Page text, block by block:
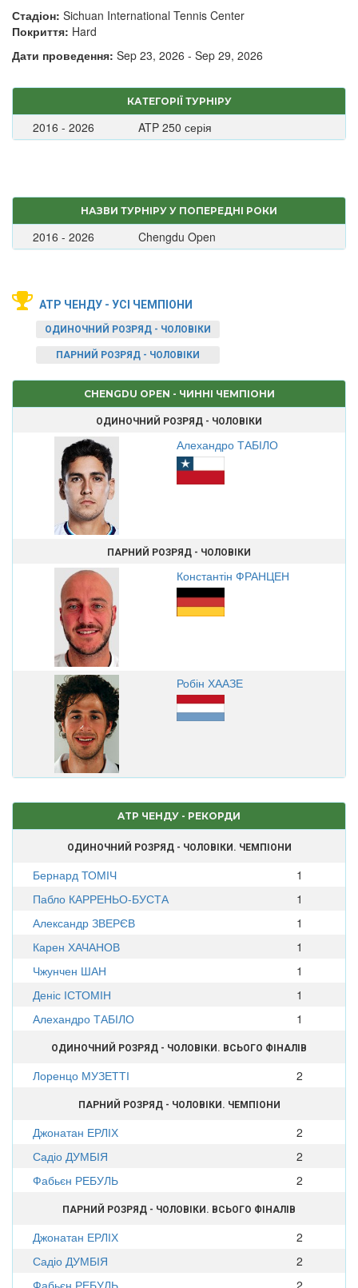
Стадіон: Sichuan International Tennis Center
Покриття: Hard
Дати проведення: Sep 23, 2026 - Sep 29, 2026
КАТЕГОРІЇ ТУРНІРУ
2016 - 2026 ATP 250 серія
НАЗВИ ТУРНІРУ У ПОПЕРЕДНІ РОКИ
2016 - 2026 Chengdu Open
ATP ЧЕНДУ - УСІ ЧЕМПІОНИ
ОДИНОЧНИЙ РОЗРЯД - ЧОЛОВІКИ
ПАРНИЙ РОЗРЯД - ЧОЛОВІКИ
CHENGDU OPEN - ЧИННІ ЧЕМПІОНИ
ОДИНОЧНИЙ РОЗРЯД - ЧОЛОВІКИ
Алехандро ТАБІЛО
ПАРНИЙ РОЗРЯД - ЧОЛОВІКИ
Константін ФРАНЦЕН
Робін ХААЗЕ
ATP ЧЕНДУ - РЕКОРДИ
ОДИНОЧНИЙ РОЗРЯД - ЧОЛОВІКИ. ЧЕМПІОНИ
Бернард ТОМІЧ
1
Пабло КАРРЕНЬО-БУСТА
1
Александр ЗВЕРЄВ
1
Карен ХАЧАНОВ
1
Чжунчен ШАН
1
Деніс ІСТОМІН
1
Алехандро ТАБІЛО
1
ОДИНОЧНИЙ РОЗРЯД - ЧОЛОВІКИ. ВСЬОГО ФІНАЛІВ
Лоренцо МУЗЕТТІ 2
ПАРНИЙ РОЗРЯД - ЧОЛОВІКИ. ЧЕМПІОНИ
Джонатан ЕРЛІХ
2
Садіо ДУМБІЯ
2
Фабьєн РЕБУЛЬ
2
ПАРНИЙ РОЗРЯД - ЧОЛОВІКИ. ВСЬОГО ФІНАЛІВ
Джонатан ЕРЛІХ
2
Садіо ДУМБІЯ
2
Фабьєн РЕБУЛЬ
2